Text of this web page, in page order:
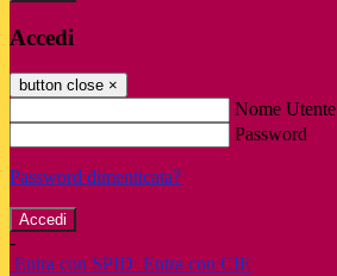
Accedi
button close ×
Nome Utente
Password
Password dimenticata?
-
Entra con SPID Entra con CIE